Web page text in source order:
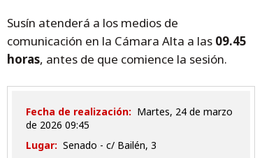
Susín atenderá a los medios de
comunicación en la Cámara Alta a las 09.45
horas, antes de que comience la sesión.
Fecha de realización: martes, 24 de marzo
de 2026 09:45
Lugar: Senado - c/ Bailén, 3